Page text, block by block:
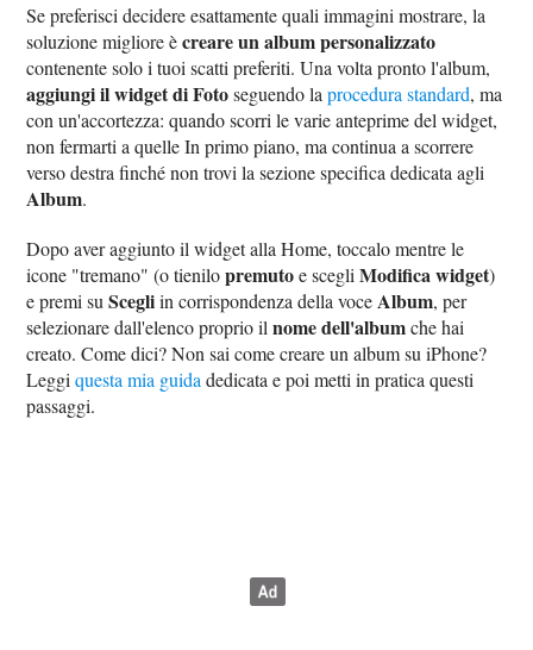
Se preferisci decidere esattamente quali immagini mostrare, la
soluzione migliore ècreare un album personalizzato
contenente solo i tuoi scatti preferiti. Una volta pronto l'album,
aggiungi il widget di Fotoseguendo laprocedura standard, ma
con un'accortezza: quando scorri le varie anteprime del widget,
non fermarti a quelle In primo piano, ma continua a scorrere
verso destra finché non trovi la sezione specifica dedicata agli
Album.
Dopo aver aggiunto il widget alla Home, toccalo mentre le
icone "tremano" (o tienilopremutoe scegliModifica widget)
e premi suScegliin corrispondenza della voce Album, per
selezionare dall'elenco proprio ilnome dell'albumche hai
creato. Come dici? Non sai come creare un album su iPhone?
Leggiquesta mia guida dedicata e poi metti in pratica questi
passaggi.